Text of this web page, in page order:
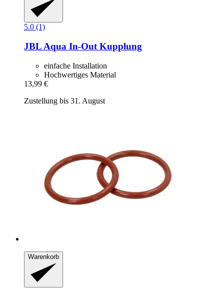
5.0 (1)
JBL Aqua In-​Out Kupplung
einfache Installation
Hochwertiges Material
13,99 €
Zustellung bis 31. August
Warenkorb